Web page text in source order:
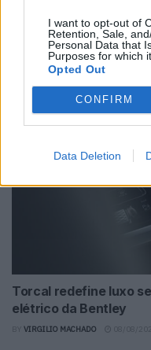
I want to opt-out of
Retention, Sale,
Personal Data that
Purposes for which
Opted Out
CONFIRM
Data Deletion
NX7 é o novo
pode chegar à
VIRGILIO MACHADO
Torcal redefine luxo
elétrico da Bentley
VIRGILIO MACHADO